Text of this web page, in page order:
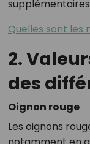
Quelles sont les
2.
des
Oignon rouge
Les oignons